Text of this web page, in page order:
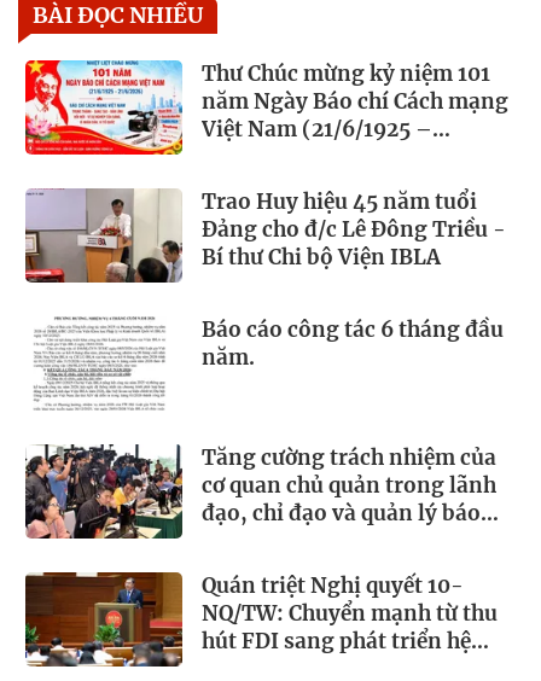
BÀI ĐỌC NHIỀU
Thư Chúc mừng kỷ niệm 101
năm Ngày Báo chí Cách mạng
Việt Nam (21/6/1925 –
Trao Huy hiệu 45 năm tuổi
Đảng cho đ/c Lê Đông Triều -
Bí thư Chi bộ Viện IBLA
Báo cáo công tác 6 tháng đầu
năm.
Tăng cường trách nhiệm của
cơ quan chủ quản trong lãnh
đạo, chỉ đạo và quản lý báo
Quán triệt Nghị quyết 10-
NQ/TW: Chuyển mạnh từ thu
hút FDI sang phát triển hệ